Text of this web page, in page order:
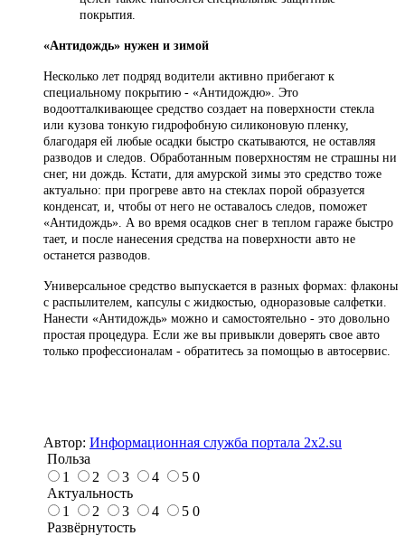
покрытия.
«Антидождь» нужен и зимой
Несколько лет подряд водители активно прибегают к
специальному покрытию - «Антидождю» . Это
водоотталкивающее средство создает на поверхности стекла
или кузова тонкую гидрофобную силиконовую пленку,
благодаря ей любые осадки быстро скатываются, не оставляя
разводов и следов. Обработанным поверхностям не страшны ни
снег, ни дождь. Кстати, для амурской зимы это средство тоже
актуально: при прогреве авто на стеклах порой образуется
конденсат, и, чтобы от него не оставалось следов, поможет
«Антидождь» . А во время осадков снег в теплом гараже быстро
тает, и после нанесения средства на поверхности авто не
останется разводов.
Универсальное средство выпускается в разных формах: флаконы
с распылителем, капсулы с жидкостью, одноразовые салфетки.
Нанести «Антидождь» можно и самостоятельно - это довольно
простая процедура. Если же вы привыкли доверять свое авто
только профессионалам - обратитесь за помощью в автосервис.
Автор: Информационная служба портала 2x2.su
Польза
1
2 3 4 5 0
Актуальность
1
2 3 4 5 0
Развёрнутость